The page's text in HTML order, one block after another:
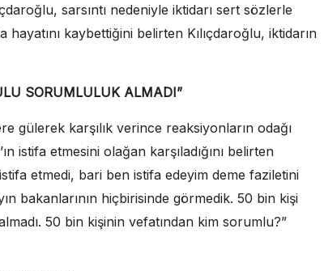
sarsıntı nedeniyle iktidarı sert sözlerle
hayatını kaybettiğini belirten Kılıçdaroğlu, iktidarın
SORUMLULUK ALMADI”
gülerek karşılık verince reaksiyonların odağı
istifa etmesini olağan karşıladığını belirten
etmedi, bari ben istifa edeyim deme faziletini
bakanlarının hiçbirisinde görmedik. 50 bin kişi
50 bin kişinin vefatından kim sorumlu?”